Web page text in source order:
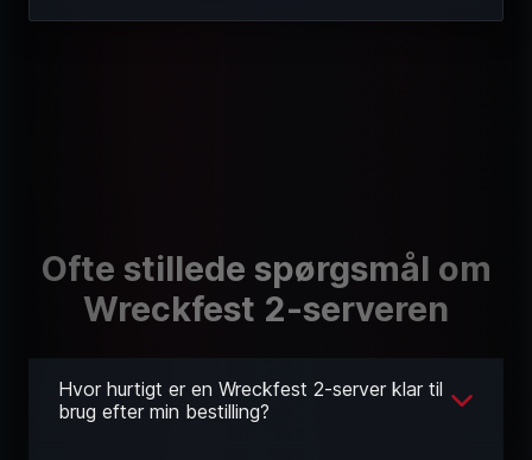
Ofte stillede spørgsmål om
Wreckfest 2-serveren
Hvor hurtigt er en Wreckfest 2-server klar til
brug efter min bestilling?